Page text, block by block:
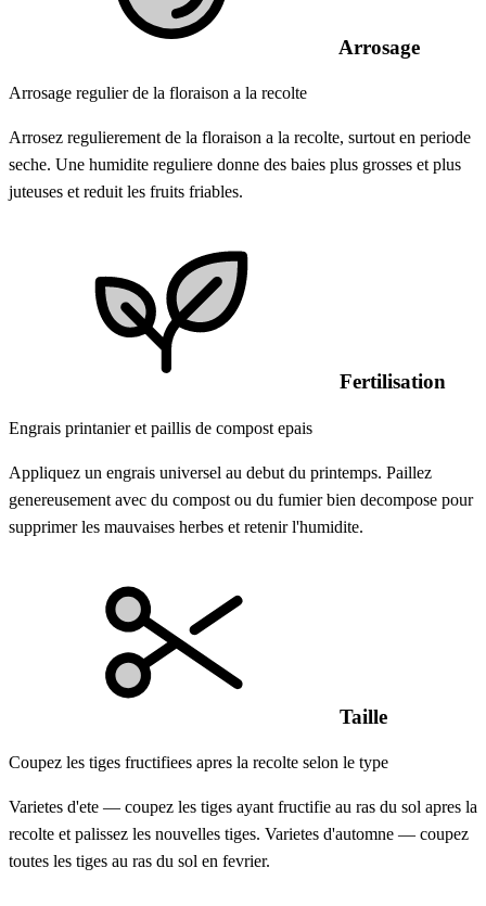
Arrosage
Arrosage regulier de la floraison a la recolte
Arrosez regulierement de la floraison a la recolte, surtout en periode
seche. Une humidite reguliere donne des baies plus grosses et plus
juteuses et reduit les fruits friables.
Fertilisation
Engrais printanier et paillis de compost epais
Appliquez un engrais universel au debut du printemps. Paillez
genereusement avec du compost ou du fumier bien decompose pour
supprimer les mauvaises herbes et retenir l'humidite.
Taille
Coupez les tiges fructifiees apres la recolte selon le type
Varietes d'ete — coupez les tiges ayant fructifie au ras du sol apres la
recolte et palissez les nouvelles tiges. Varietes d'automne — coupez
toutes les tiges au ras du sol en fevrier.